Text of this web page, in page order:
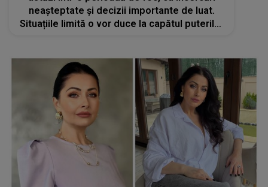
neașteptate și decizii importante de luat.
Situațiile limită o vor duce la capătul puterilor